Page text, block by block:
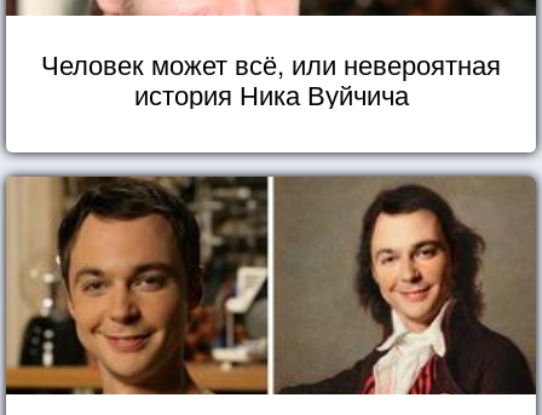
Человек может всё, или невероятная
история Ника Вуйчича